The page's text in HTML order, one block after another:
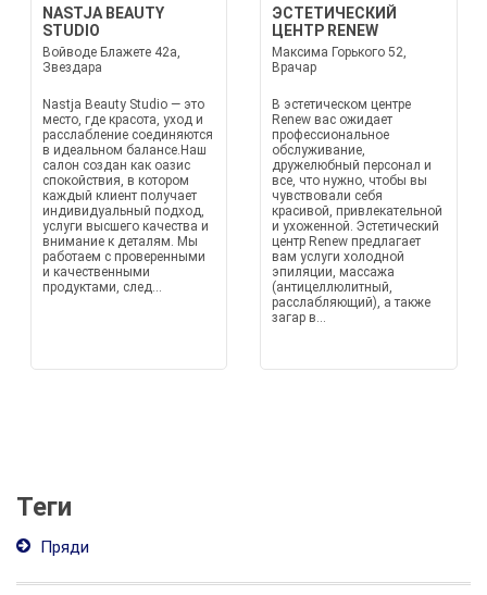
NASTJA BEAUTY
STUDIO
Войводе Блажете 42а,
Звездара
Nastja Beauty Studio — это
место, где красота, уход и
расслабление соединяются
в идеальном балансе.Наш
салон создан как оазис
спокойствия, в котором
каждый клиент получает
индивидуальный подход,
услуги высшего качества и
внимание к деталям. Мы
работаем с проверенными
и качественными
продуктами, след...
ЭСТЕТИЧЕСКИЙ
ЦЕНТР RENEW
Максима Горького 52,
Врачар
В эстетическом центре
Renew вас ожидает
профессиональное
обслуживание,
дружелюбный персонал и
все, что нужно, чтобы вы
чувствовали себя
красивой, привлекательной
и ухоженной. Эстетический
центр Renew предлагает
вам услуги холодной
эпиляции, массажа
(антицеллюлитный,
расслабляющий), а также
загар в...
Теги
Пряди